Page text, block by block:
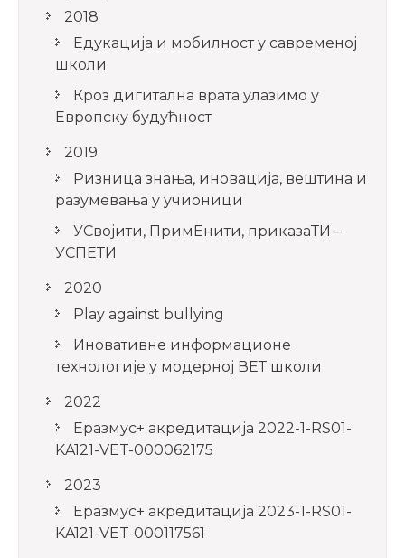
2018
Едукација и мобилност у савременој
школи
Кроз дигитална врата улазимо у
Европску будућност
2019
Ризница знања, иновација, вештина и
разумевања у учионици
УСвојити, ПримЕнити, приказаТИ –
УСПЕТИ
2020
Play against bullying
Иновативне информационе
технологије у модерној ВЕТ школи
2022
Еразмус+ акредитација 2022-1-RS01-
KA121-VET-000062175
2023
Еразмус+ акредитација 2023-1-RS01-
KA121-VET-000117561